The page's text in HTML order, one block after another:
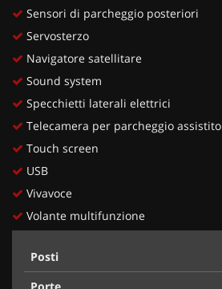
Sensori di parcheggio posteriori
Servosterzo
Navigatore satellitare
Sound system
Specchietti laterali elettrici
Telecamera per parcheggio assistito
Touch screen
USB
Vivavoce
Volante multifunzione
Posti